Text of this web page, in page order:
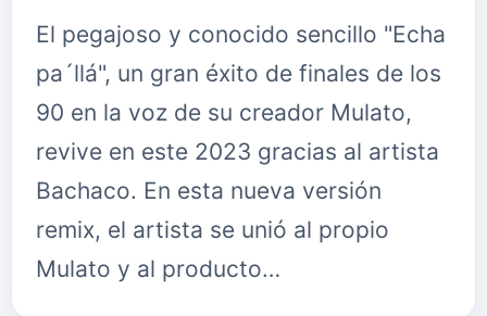
El pegajoso y conocido sencillo "Echa
pa´llá", un gran éxito de finales de los
90 en la voz de su creador Mulato,
revive en este 2023 gracias al artista
Bachaco. En esta nueva versión
remix, el artista se unió al propio
Mulato y al producto…